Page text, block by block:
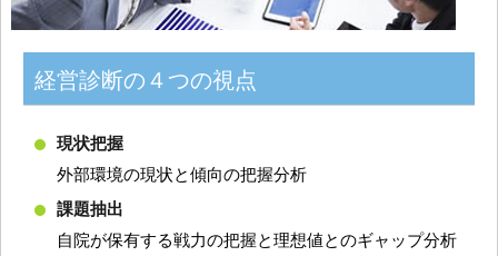
経営診断の４つの視点
現状把握
外部環境の現状と傾向の把握分析
課題抽出
自院が保有する戦力の把握と理想値とのギャップ分析